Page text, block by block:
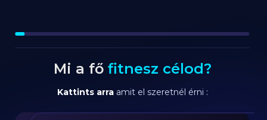
Mi a fő fitnesz célod?
Kattints arraamit el szeretnél érni :